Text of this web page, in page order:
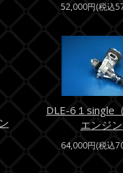
52,000円(税込
DLE-6１single
エンジン
64,000円(税込